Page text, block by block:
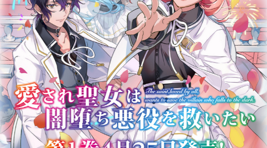
オーバーラップノベルス
オーバーラップノベルスf
ロサージュノベルス